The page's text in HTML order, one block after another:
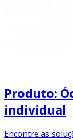
Produto:
individual
Encontre as